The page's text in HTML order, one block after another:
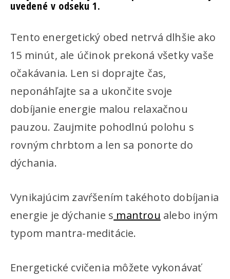
uvedené v odseku 1.
Tento energetický obed netrvá dlhšie ako
15 minút, ale účinok prekoná všetky vaše
očakávania. Len si doprajte čas,
neponáhľajte sa a ukončite svoje
dobíjanie energie malou relaxačnou
pauzou. Zaujmite pohodlnú polohu s
rovným chrbtom a len sa ponorte do
dýchania.
Vynikajúcim zavŕšením takéhoto dobíjania
energie je dýchanie s mantrou alebo iným
typom mantra-meditácie.
Energetické cvičenia môžete vykonávať